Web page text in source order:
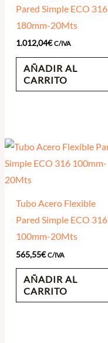
Pared Simple ECO 316
180mm-20Mts
1.012,04€ C/IVA
AÑADIR AL
CARRITO
Tubo Acero Flexible
Pared Simple ECO 316
100mm-20Mts
565,55€ C/IVA
AÑADIR AL
CARRITO